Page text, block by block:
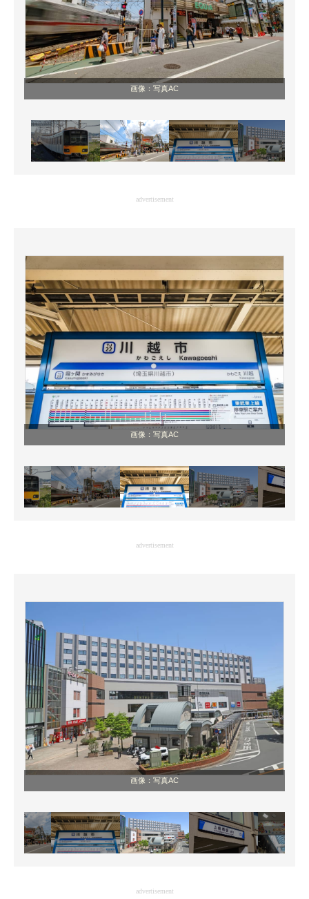
エネルギーの専門メディア
建設×テクノロジーの最前線
ちょっと気になるネットの話題
画像：写真AC
advertisement
画像：写真AC
advertisement
画像：写真AC
advertisement